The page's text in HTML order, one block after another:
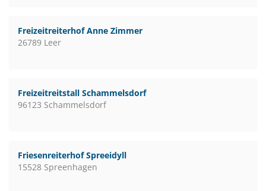
Freizeitreiterhof Anne Zimmer
26789 Leer
Freizeitreitstall Schammelsdorf
96123 Schammelsdorf
Friesenreiterhof Spreeidyll
15528 Spreenhagen